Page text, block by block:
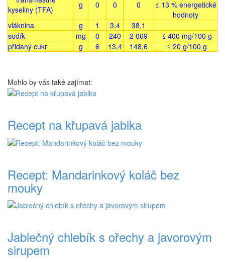
kyseliny (TFA)
g 0 0 0
≤ 13 % energetické
hodnoty
vláknina
g 1 3,4
38,1
sodík
mg 0 240 2 069
≤ 400 mg/100 g
přidaný cukr
g 6 13,4 148,6 ≤ 20 g/100 g
Mohlo by vás také zajímat:
Recept na křupavá jablka
Recept: Mandarinkový koláč bez
mouky
Jablečný chlebík s ořechy a javorovým
sirupem